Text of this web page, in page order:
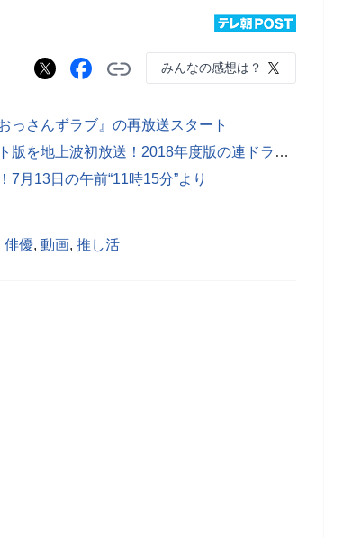
みんなの感想は？
っさんずラブ』の再放送スタート
『劇場版おっさんずラブ』完全ノーカット版を地上波初放送！2018年度版の連ドラも再放送
7月13日の午前“11時15分”より
俳優, 動画, 推し活